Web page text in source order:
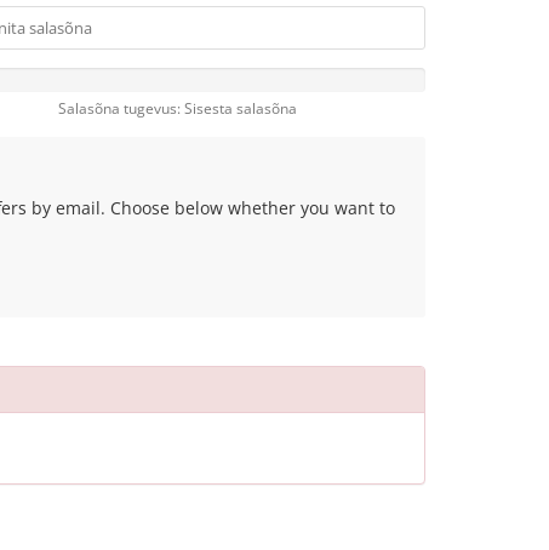
Salasõna tugevus: Sisesta salasõna
by email. Choose below whether you want to